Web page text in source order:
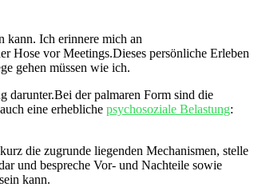
kann. Ich ‍erinnere mich an
Hose vor Meetings.Dieses⁣ persönliche Erleben
‍gehen müssen wie ich.
darunter.Bei​ der palmaren Form​ sind die
eine erhebliche psychosoziale Belastung:
die zugrunde liegenden ‍Mechanismen, stelle
und bespreche Vor-⁤ und Nachteile sowie
kann.